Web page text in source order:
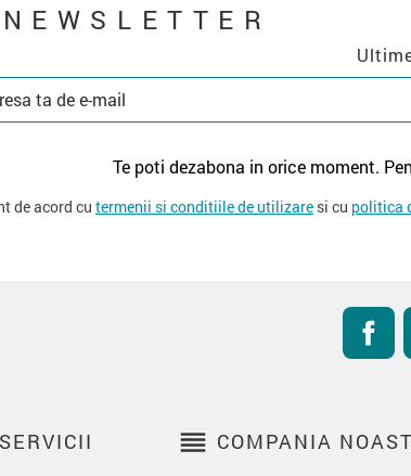
NEWSLETTER
Te poti dezabona in orice moment.
de acord cu termenii si conditiile de utilizare si cu politica
reorder COMPANIA